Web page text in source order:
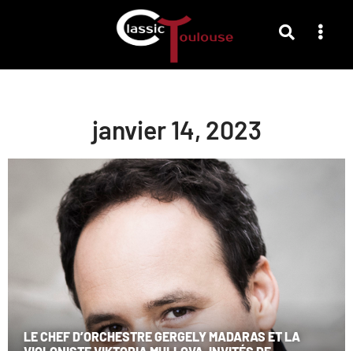
janvier 14, 2023
LE CHEF D’ORCHESTRE GERGELY MADARAS ET LA